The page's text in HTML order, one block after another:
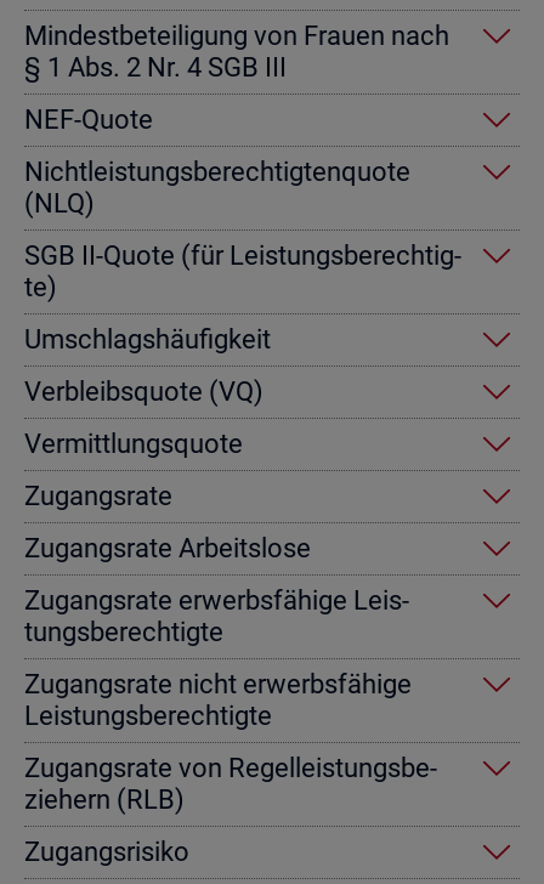
Min­dest­be­tei­li­gung von Frau­en nach
§ 1 Abs. 2 Nr. 4 SGB III
NEF-Quote
Nicht­leis­tungs­be­rech­tig­ten­quo­te
(NLQ)
SGB II-Quote (für Leis­tungs­be­rech­tig­
te)
Um­schlags­häu­fig­keit
Ver­bleibs­quo­te (VQ)
Ver­mitt­lungs­quo­te
Zu­gangs­ra­te
Zu­gangs­ra­te Ar­beits­lo­se
Zu­gangs­ra­te er­werbs­fä­hi­ge Leis­
tungs­be­rech­tig­te
Zu­gangs­ra­te nicht er­werbs­fä­hi­ge
Leis­tungs­be­rech­tig­te
Zu­gangs­ra­te von Re­gel­leis­tungs­be­
zie­hern (RLB)
Zu­gangs­ri­si­ko